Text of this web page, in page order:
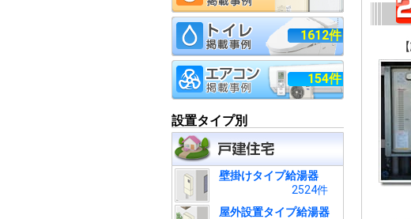
1612件
154件
設置タイプ別
壁掛けタイプ給湯器
2524件
屋外設置タイプ給湯器